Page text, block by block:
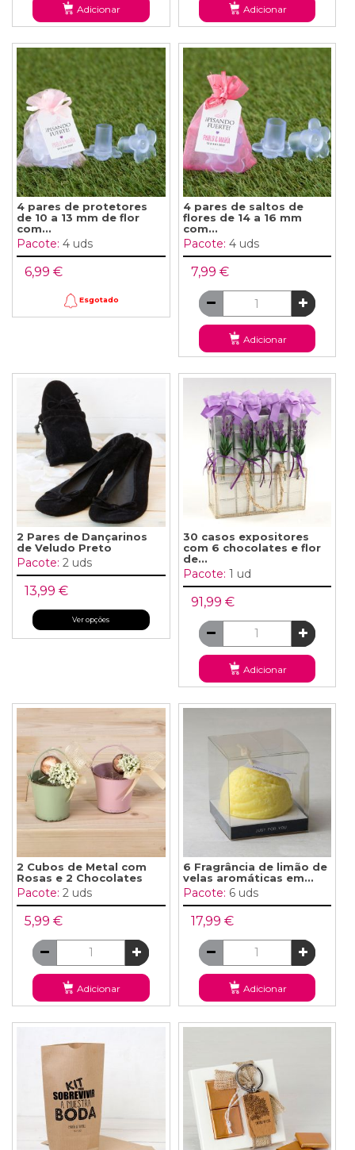
Adicionar Adicionar
4 pares de protetores
de 10 a 13 mm de flor
com...
Pacote: 4 uds
6,99 €
Esgotado
4 pares de saltos de
flores de 14 a 16 mm
com...
Pacote: 4 uds
7,99 €
Adicionar
2 Pares de Dançarinos
de Veludo Preto
Pacote: 2 uds
13,99 €
Ver opções
30 casos expositores
com 6 chocolates e flor
de...
Pacote: 1 ud
91,99 €
Adicionar
2 Cubos de Metal com
Rosas e 2 Chocolates
Pacote: 2 uds
5,99 €
Adicionar
6 Fragrância de limão de
velas aromáticas em...
Pacote: 6 uds
17,99 €
Adicionar